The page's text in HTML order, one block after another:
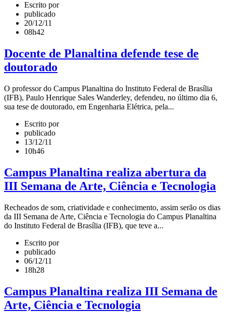
Escrito por
publicado
20/12/11
08h42
Docente de Planaltina defende tese de
doutorado
O professor do Campus Planaltina do Instituto Federal de Brasília
(IFB), Paulo Henrique Sales Wanderley, defendeu, no último dia 6,
sua tese de doutorado, em Engenharia Elétrica, pela...
Escrito por
publicado
13/12/11
10h46
Campus Planaltina realiza abertura da
III Semana de Arte, Ciência e Tecnologia
Recheados de som, criatividade e conhecimento, assim serão os dias
da III Semana de Arte, Ciência e Tecnologia do Campus Planaltina
do Instituto Federal de Brasília (IFB), que teve a...
Escrito por
publicado
06/12/11
18h28
Campus Planaltina realiza III Semana de
Arte, Ciência e Tecnologia